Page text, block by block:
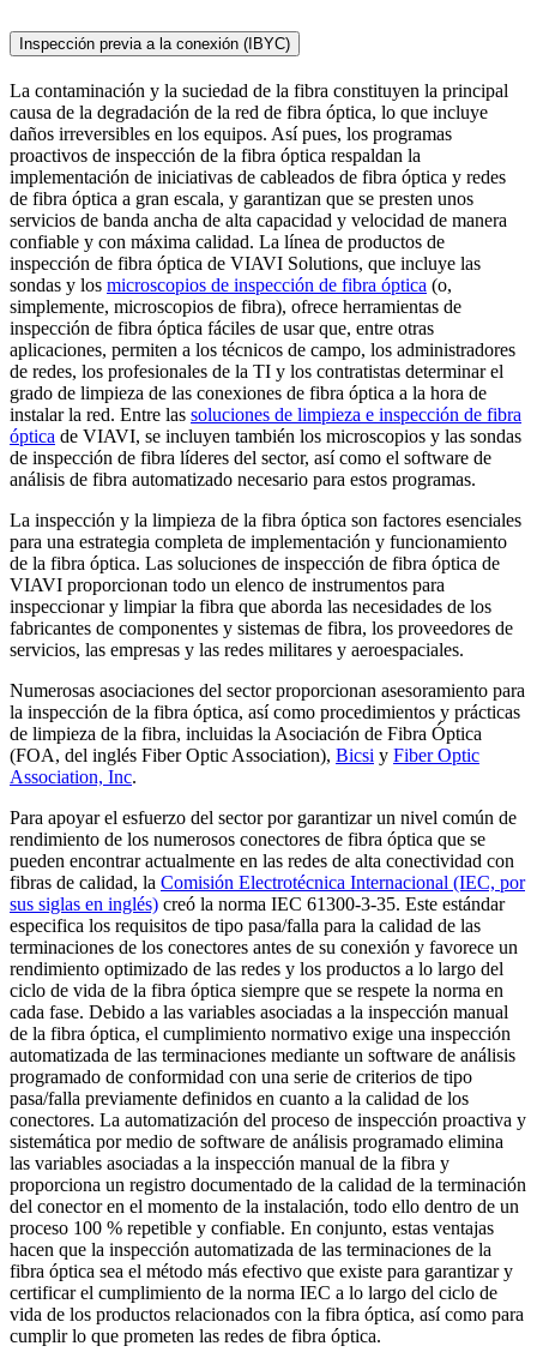
Inspección previa a la conexión (IBYC)
La contaminación y la suciedad de la fibra constituyen la principal
causa de la degradación de la red de fibra óptica, lo que incluye
daños irreversibles en los equipos. Así pues, los programas
proactivos de inspección de la fibra óptica respaldan la
implementación de iniciativas de cableados de fibra óptica y redes
de fibra óptica a gran escala, y garantizan que se presten unos
servicios de banda ancha de alta capacidad y velocidad de manera
confiable y con máxima calidad. La línea de productos de
inspección de fibra óptica de VIAVI Solutions, que incluye las
sondas y los microscopios de inspección de fibra óptica (o,
simplemente, microscopios de fibra), ofrece herramientas de
inspección de fibra óptica fáciles de usar que, entre otras
aplicaciones, permiten a los técnicos de campo, los administradores
de redes, los profesionales de la TI y los contratistas determinar el
grado de limpieza de las conexiones de fibra óptica a la hora de
instalar la red. Entre las soluciones de limpieza e inspección de fibra
óptica de VIAVI, se incluyen también los microscopios y las sondas
de inspección de fibra líderes del sector, así como el software de
análisis de fibra automatizado necesario para estos programas.
La inspección y la limpieza de la fibra óptica son factores esenciales
para una estrategia completa de implementación y funcionamiento
de la fibra óptica. Las soluciones de inspección de fibra óptica de
VIAVI proporcionan todo un elenco de instrumentos para
inspeccionar y limpiar la fibra que aborda las necesidades de los
fabricantes de componentes y sistemas de fibra, los proveedores de
servicios, las empresas y las redes militares y aeroespaciales.
Numerosas asociaciones del sector proporcionan asesoramiento para
la inspección de la fibra óptica, así como procedimientos y prácticas
de limpieza de la fibra, incluidas la Asociación de Fibra Óptica
(FOA, del inglés Fiber Optic Association), Bicsi y Fiber Optic
Association, Inc.
Para apoyar el esfuerzo del sector por garantizar un nivel común de
rendimiento de los numerosos conectores de fibra óptica que se
pueden encontrar actualmente en las redes de alta conectividad con
fibras de calidad, la Comisión Electrotécnica Internacional (IEC, por
sus siglas en inglés) creó la norma IEC 61300-3-35. Este estándar
especifica los requisitos de tipo pasa/falla para la calidad de las
terminaciones de los conectores antes de su conexión y favorece un
rendimiento optimizado de las redes y los productos a lo largo del
ciclo de vida de la fibra óptica siempre que se respete la norma en
cada fase. Debido a las variables asociadas a la inspección manual
de la fibra óptica, el cumplimiento normativo exige una inspección
automatizada de las terminaciones mediante un software de análisis
programado de conformidad con una serie de criterios de tipo
pasa/falla previamente definidos en cuanto a la calidad de los
conectores. La automatización del proceso de inspección proactiva y
sistemática por medio de software de análisis programado elimina
las variables asociadas a la inspección manual de la fibra y
proporciona un registro documentado de la calidad de la terminación
del conector en el momento de la instalación, todo ello dentro de un
proceso 100 % repetible y confiable. En conjunto, estas ventajas
hacen que la inspección automatizada de las terminaciones de la
fibra óptica sea el método más efectivo que existe para garantizar y
certificar el cumplimiento de la norma IEC a lo largo del ciclo de
vida de los productos relacionados con la fibra óptica, así como para
cumplir lo que prometen las redes de fibra óptica.